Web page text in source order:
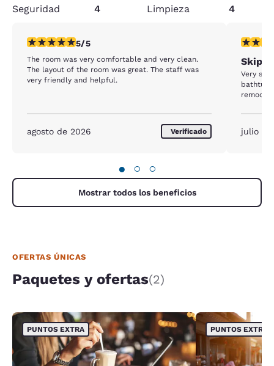
Seguridad
4 Limpieza 4
calificación de 5 estrellas. Excepcional. 1 reseña
5/5
The room was very comfortable and very clean.
The layout of the room was great. The staff was
very friendly and helpful.
agosto de 2026 Verificado
Skip
Very
bathtub.
julio de
● ○ ○
Mostrar todos los beneficios
OFERTAS ÚNICAS
Paquetes y ofertas(2)
PUNTOS EXTRA PUNTOS EXTRA